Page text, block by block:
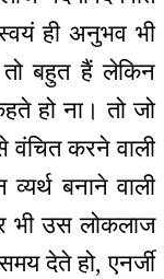
ही अनुभव भी
बहुत हैं लेकिन
हो ना। तो जो
वंचित करने वाली
बनाने वाली
भी उस लोकलाज
देते हो, एनर्जी